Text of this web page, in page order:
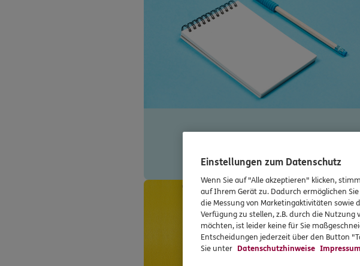
Einstellungen zum Datenschutz
Wenn Sie auf "Alle akzeptieren" klicken,
auf Ihrem Gerät zu. Dadurch ermöglichen
die Messung von Marketingaktivitäten
Verfügung zu stellen, z.B. durch die Nutzung
möchten, ist leider keine für Sie
Entscheidungen jederzeit über den Button
Sie unter Datenschutzhinweise Impressum